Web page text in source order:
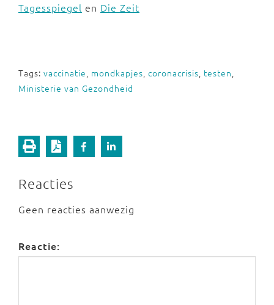
Tagesspiegel en Die Zeit
Tags: vaccinatie, mondkapjes, coronacrisis, testen,
Ministerie van Gezondheid
Reacties
Geen reacties aanwezig
Reactie: